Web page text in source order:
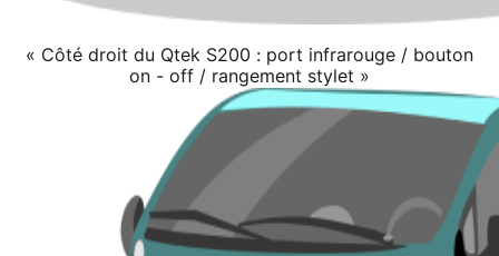
« Côté droit du Qtek S200 : port infrarouge / bouton
on - off / rangement stylet »